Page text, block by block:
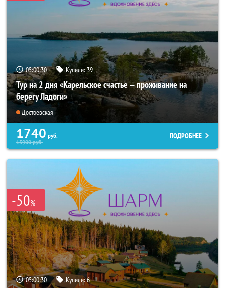
05:00:28 Купили:39
Тур на 2 дня «Карельское счастье — проживание на
берегу Ладоги»
Достоевская
1740 руб.
13900руб.
ПОДРОБНЕЕ
-50%
05:00:28 Купили:6